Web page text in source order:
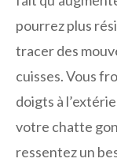
pourrez plus
tracer des
cuisses. Vous
doigts à
votre chatte
ressentez un